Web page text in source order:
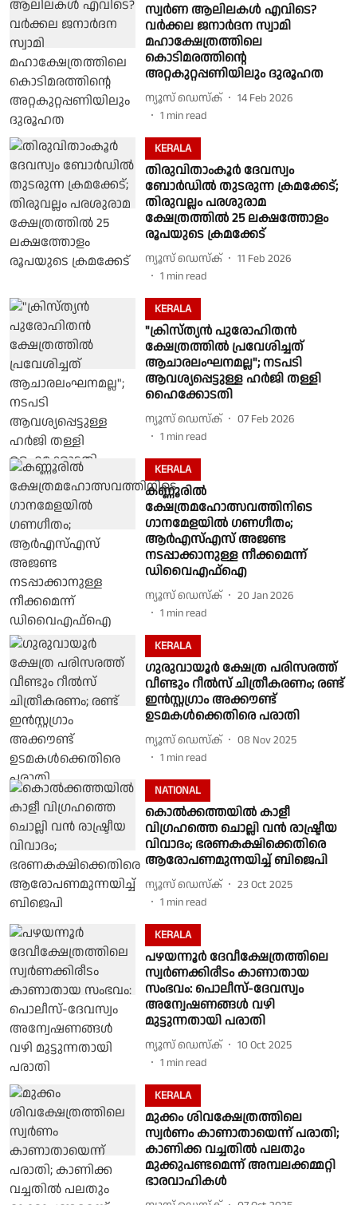
സ്വര്‍ണ ആലിലകള്‍ എവിടെ?
വര്‍ക്കല ജനാര്‍ദന സ്വാമി
മഹാക്ഷേത്രത്തിലെ
കൊടിമരത്തിൻ്റെ
അറ്റകുറ്റപ്പണിയിലും ദുരൂഹത
ന്യൂസ് ഡെസ്ക്
14 Feb 2026
1 min read
KERALA
തിരുവിതാംകൂർ ദേവസ്വം
ബോർഡിൽ തുടരുന്ന ക്രമക്കേട്;
തിരുവല്ലം പരശുരാമ
ക്ഷേത്രത്തിൽ 25 ലക്ഷത്തോളം
രൂപയുടെ ക്രമക്കേട്
ന്യൂസ് ഡെസ്ക്
11 Feb 2026
1 min read
KERALA
"ക്രിസ്ത്യന്‍ പുരോഹിതന്‍
ക്ഷേത്രത്തില്‍ പ്രവേശിച്ചത്
ആചാരലംഘനമല്ല"; നടപടി
ആവശ്യപ്പെട്ടുള്ള ഹര്‍ജി തള്ളി
ഹൈക്കോടതി
ന്യൂസ് ഡെസ്ക്
07 Feb 2026
1 min read
KERALA
കണ്ണൂരിൽ
ക്ഷേത്രമഹോത്സവത്തിനിടെ
ഗാനമേളയിൽ ഗണഗീതം;
ആർഎസ്എസ് അജണ്ട
നടപ്പാക്കാനുള്ള നീക്കമെന്ന്
ഡിവൈഎഫ്ഐ
ന്യൂസ് ഡെസ്ക്
20 Jan 2026
1 min read
KERALA
ഗുരുവായൂർ ക്ഷേത്ര പരിസരത്ത്
വീണ്ടും റീൽസ് ചിത്രീകരണം; രണ്ട്
ഇൻസ്റ്റഗ്രാം അക്കൗണ്ട്
ഉടമകൾക്കെതിരെ പരാതി
ന്യൂസ് ഡെസ്ക്
08 Nov 2025
1 min read
NATIONAL
കൊൽക്കത്തയിൽ കാളീ
വിഗ്രഹത്തെ ചൊല്ലി വൻ രാഷ്ട്രീയ
വിവാദം; ഭരണകക്ഷിക്കെതിരെ
ആരോപണമുന്നയിച്ച് ബിജെപി
ന്യൂസ് ഡെസ്ക്
23 Oct 2025
1 min read
KERALA
പഴയന്നൂർ ദേവീക്ഷേത്രത്തിലെ
സ്വർണക്കിരീടം കാണാതായ
സംഭവം: പൊലീസ്-ദേവസ്വം
അന്വേഷണങ്ങൾ വഴി
മുട്ടുന്നതായി പരാതി
ന്യൂസ് ഡെസ്ക്
10 Oct 2025
1 min read
KERALA
മുക്കം ശിവക്ഷേത്രത്തിലെ
സ്വർണം കാണാതായെന്ന് പരാതി;
കാണിക്ക വച്ചതിൽ പലതും
മുക്കുപണ്ടമെന്ന് അമ്പലക്കമ്മറ്റി
ഭാരവാഹികൾ